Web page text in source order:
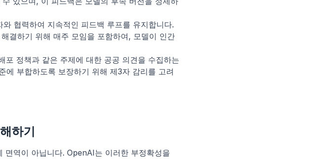
협력하여 지속적인 피드백 루프를 유지합니다.
결하기 위해 매주 모임을 포함하여, 모델이 인간
포 정책과 같은 주제에 대한 공공 의견을 수집하는
에 부합하도록 보장하기 위해 제3자 감리를 고려
하기
역이 아닙니다. OpenAI는 이러한 부정확성을